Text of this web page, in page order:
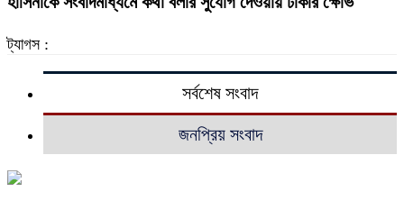
ট্যাগস :
সর্বশেষ সংবাদ
জনপ্রিয় সংবাদ